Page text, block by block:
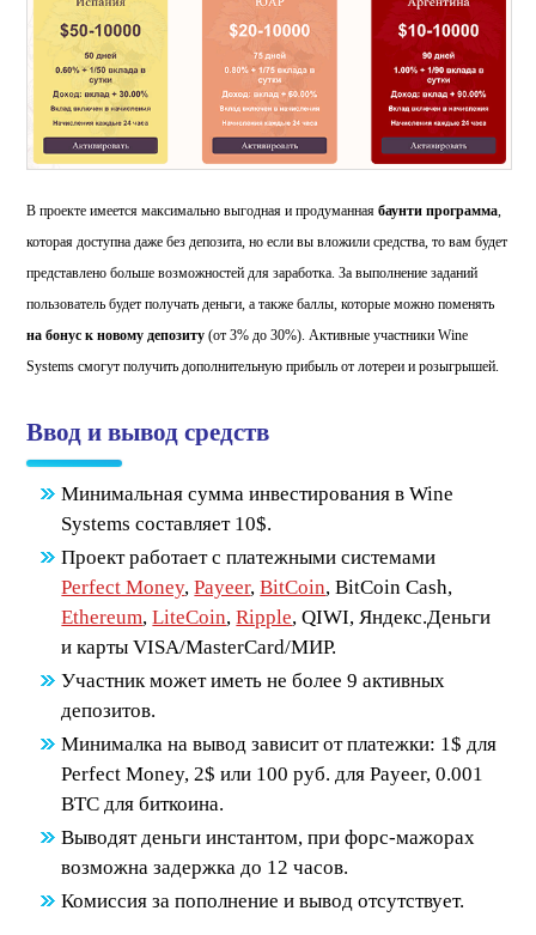
В проекте имеется максимально выгодная и продуманнаябаунти программа,
которая доступна даже без депозита, но если вы вложили средства, то вам будет
представлено больше возможностей для заработка. За выполнение заданий
пользователь будет получать деньги, а также баллы, которые можно поменять
на бонус к новому депозиту (от 3% до 30%). Активные участники Wine
Systems смогут получить дополнительную прибыль от лотереи и розыгрышей.
Ввод и вывод средств
Минимальная сумма инвестирования в Wine
Systems составляет 10$.
Проект работает с платежными системами
Perfect Money,Payeer,BitCoin, BitCoin Cash,
Ethereum,LiteCoin,Ripple, QIWI, Яндекс.Деньги
и карты VISA/MasterCard/МИР.
Участник может иметь не более 9 активных
депозитов.
Минималка на вывод зависит от платежки: 1$ для
Perfect Money, 2$ или 100 руб. для Payeer, 0.001
BTC для биткоина.
Выводят деньги инстантом, при форс-мажорах
возможна задержка до 12 часов.
Комиссия за пополнение и вывод отсутствует.